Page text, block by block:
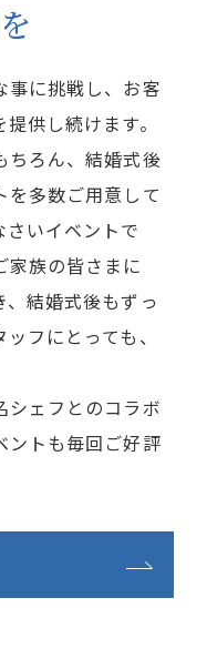
事に挑戦し、お客
供し続けます。
ちろん、結婚式後
を多数ご用意して
いイベントで
家族の皆さまに
、結婚式後もずっ
フにとっても、
シェフとのコラボ
ントも毎回ご好評